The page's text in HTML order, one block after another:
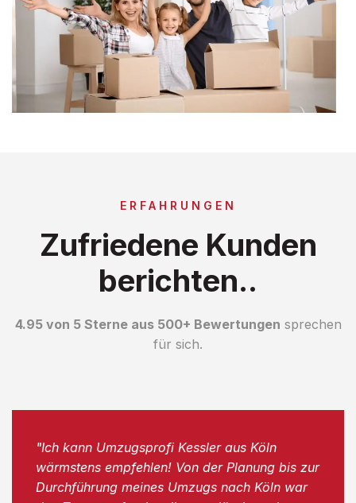
ERFAHRUNGEN
Zufriedene Kunden
berichten..
4.95 von 5 Sterne aus 500+ Bewertungen sprechen
für sich.
"Ich kann Umzugsprofi Kessler aus Köln
wärmstens empfehlen! Von der Planung bis zur
Durchführung meines Umzugs nach Köln war